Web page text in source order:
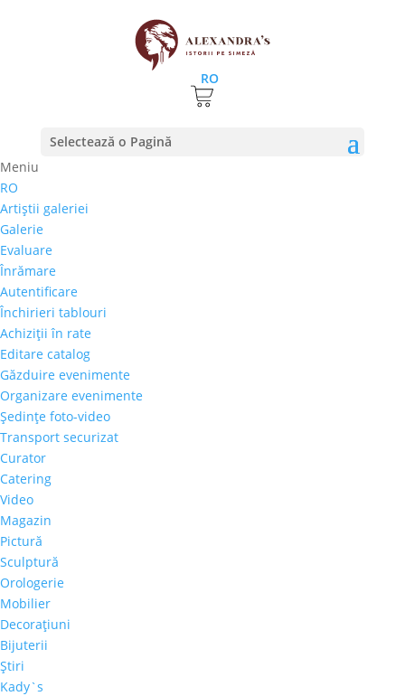
RO
Selectează o Pagină
Meniu
RO
Artiştii galeriei
Galerie
Evaluare
Înrămare
Autentificare
Închirieri tablouri
Achiziţii în rate
Editare catalog
Găzduire evenimente
Organizare evenimente
Şedinţe foto-video
Transport securizat
Curator
Catering
Video
Magazin
Pictură
Sculptură
Orologerie
Mobilier
Decoraţiuni
Bijuterii
Ştiri
Kady`s
Prima pagină⚊Magazin
aur
Autor
Perioada
Tip lucrare
Tehnică
Temă
Cai-Hipism
Citadin(0)
Cladiri faimoase